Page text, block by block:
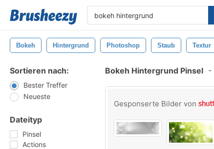
Bokeh Hintergrund Photoshop Staub Textur
Sortieren nach:
Bester Treffer
Neueste
Dateityp
Pinsel
Actions
Bokeh Hintergrund Pinsel -
Gesponserte Bilder von